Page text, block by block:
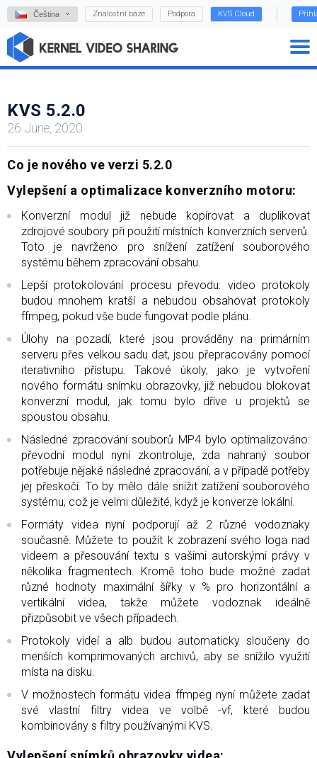
Čeština Znalostní báze Podpora KVS Cloud
KVS 5.2.0
26 June, 2020
Co je nového ve verzi 5.2.0
Vylepšení a optimalizace konverzního motoru:
Konverzní modul již nebude kopírovat a duplikovat
zdrojové soubory při použití místních konverzních serverů.
Toto je navrženo pro snížení zatížení souborového
systému během zpracování obsahu.
Lepší protokolování procesu převodu: video protokoly
budou mnohem kratší a nebudou obsahovat protokoly
ffmpeg, pokud vše bude fungovat podle plánu.
Úlohy na pozadí, které jsou prováděny na primárním
serveru přes velkou sadu dat, jsou přepracovány pomocí
iterativního přístupu. Takové úkoly, jako je vytvoření
nového formátu snímku obrazovky, již nebudou blokovat
konverzní modul, jak tomu bylo dříve u projektů se
spoustou obsahu.
Následné zpracování souborů MP4 bylo optimalizováno:
převodní modul nyní zkontroluje, zda nahraný soubor
potřebuje nějaké následné zpracování, a v případě potřeby
jej přeskočí. To by mělo dále snížit zatížení souborového
systému, což je velmi důležité, když je konverze lokální.
Formáty videa nyní podporují až 2 různé vodoznaky
současně. Můžete to použít k zobrazení svého loga nad
videem a přesouvání textu s vašimi autorskými právy v
několika fragmentech. Kromě toho bude možné zadat
různé hodnoty maximální šířky v % pro horizontální a
vertikální videa, takže můžete vodoznak ideálně
přizpůsobit ve všech případech.
Protokoly videí a alb budou automaticky sloučeny do
menších komprimovaných archivů, aby se snížilo využití
místa na disku.
V možnostech formátu videa ffmpeg nyní můžete zadat
své vlastní filtry videa ve volbě -vf, které budou
kombinovány s filtry používanými KVS.